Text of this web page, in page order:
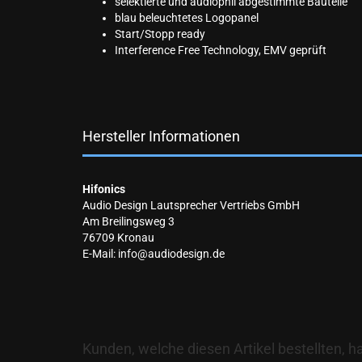
blau beleuchtetes Logopanel
Start/Stopp ready
Interference Free Technology, EMV geprüft
Hersteller Informationen
Hifonics
Audio Design Lautsprecher Vertriebs GmbH
Am Breilingsweg 3
76709 Kronau
E-Mail: info@audiodesign.de
Kunden, welche diesen Artikel bestellten,